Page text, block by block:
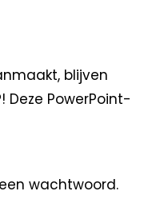
blijven
Deze PowerPoint-
wachtwoord.